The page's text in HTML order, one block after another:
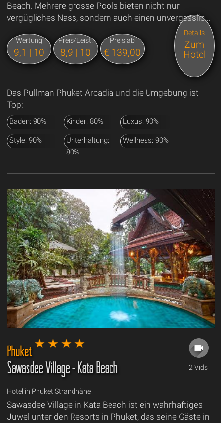
Beach. Mehrere grosse Pools bieten nicht nur
vergügliches Nass, sondern auch einen unvergesslic...
Wertung
9,1 | 10
Preis/Leist.
8,9 | 10
Preis ab
€ 139,00
Details
Zum
Hotel
Das Pullman Phuket Arcadia und die Umgebung ist
Top:
Baden: 90% Kinder: 80% Luxus: 90%
Style: 90%
Unterhaltung:
80%
Wellness: 90%
2 Vids
Phuket
Sawasdee Village - Kata Beach
Hotel in Phuket Strandnähe
Sawasdee Village in Kata Beach ist ein wahrhaftiges
Juwel unter den Resorts in Phuket, das seine Gäste in